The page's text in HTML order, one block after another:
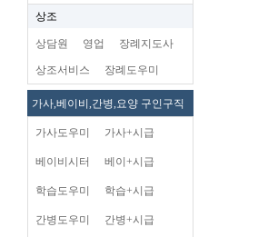
상조
상담원 영업 장례지도사
상조서비스 장례도우미
가사,베이비,간병,요양 구인구직
가사도우미 가사+시급
베이비시터 베이+시급
학습도우미 학습+시급
간병도우미 간병+시급